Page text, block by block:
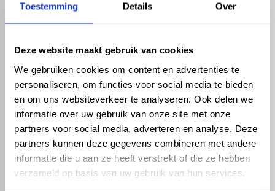
Toestemming Details Over
Deze website maakt gebruik van cookies
We gebruiken cookies om content en advertenties te
personaliseren, om functies voor social media te bieden
en om ons websiteverkeer te analyseren. Ook delen we
informatie over uw gebruik van onze site met onze
partners voor social media, adverteren en analyse. Deze
partners kunnen deze gegevens combineren met andere
informatie die u aan ze heeft verstrekt of die ze hebben
verzameld op basis van uw gebruik van hun services.
ASSORTIMENT
Hemelwaterafvoer
Drukleiding
KENNIS EN HULP
Klantenservice
Kennisbank
phone_enabled +31 416 75 02 55
mail info@vosproducts.nl
check_circleDé bouwmarkt van Altena
check_circle Direct uit grote voorraad geleverd met eigen transport
check_circleLevering in NL en BE